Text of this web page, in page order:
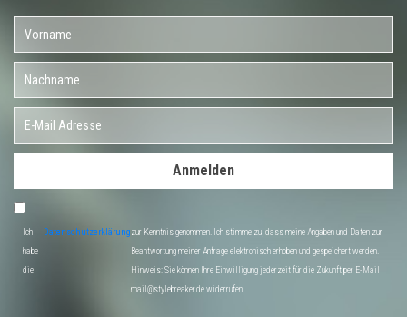
Anmelden
Ich
habe
die
Datenschutzerklärungzur Kenntnis genommen. Ich stimme zu, dass meine Angaben und Daten zur
Beantwortung meiner Anfrage elektronisch erhoben und gespeichert werden.
Hinweis: Sie können Ihre Einwilligung jederzeit für die Zukunft per E-Mail
mail@stylebreaker.de widerrufen